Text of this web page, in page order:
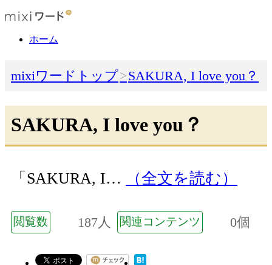
ホーム
mixiワードトップ SAKURA, I love you？
SAKURA, I love you？
「SAKURA, I… （全文を読む）
閲覧数 187人 関連コンテンツ 0個